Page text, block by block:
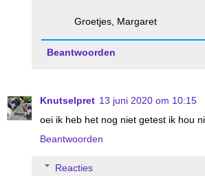
Groetjes, Margaret
Beantwoorden
Knutselpret 13 juni 2020 om 10:15
oei ik heb het nog niet getest ik hou
Beantwoorden
Reacties